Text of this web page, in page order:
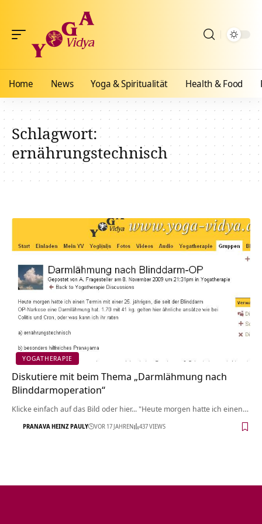
Home News Yoga & Spiritualität Health & Food
Schlagwort:
ernährungstechnisch
YOGATHERAPIE
Diskutiere mit beim Thema „Darmlähmung nach
Blinddarmoperation“
Klicke einfach auf das Bild oder hier... "Heute morgen hatte ich einen…
PRANAVA HEINZ PAULY VOR 17 JAHREN 437 VIEWS